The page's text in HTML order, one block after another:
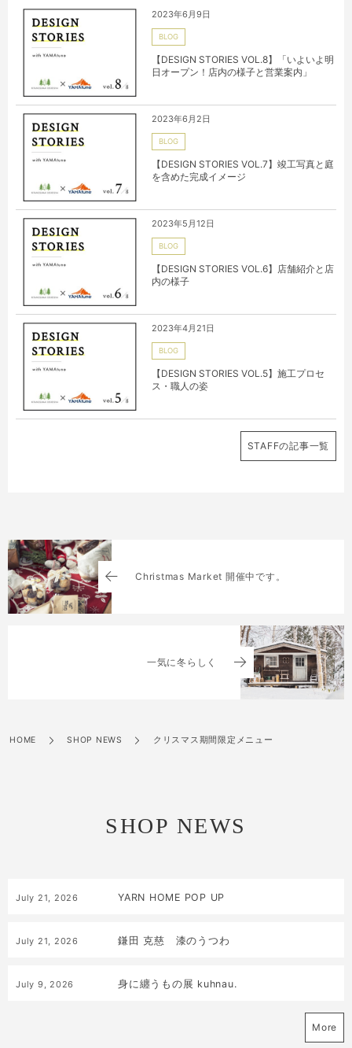
2023年6月9日
BLOG
【DESIGN STORIES VOL.8】「いよいよ明
日オープン！店内の様子と営業案内」
2023年6月2日
BLOG
【DESIGN STORIES VOL.7】竣工写真と庭
を含めた完成イメージ
2023年5月12日
BLOG
【DESIGN STORIES VOL.6】店舗紹介と店
内の様子
2023年4月21日
BLOG
【DESIGN STORIES VOL.5】施工プロセ
ス・職人の姿
STAFFの記事一覧
Christmas Market 開催中です。
一気に冬らしく
HOME SHOP NEWS クリスマス期間限定メニュー
SHOP NEWS
July 21, 2026 YARN HOME POP UP
July 21, 2026 鎌田 克慈 漆のうつわ
July 9 , 2026 身に纏うもの展 kuhnau.
More